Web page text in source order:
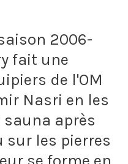
2006-
fait une
de l'OM
Nasri en les
après
sur les pierres